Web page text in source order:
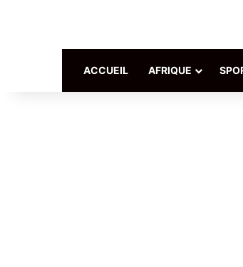
ACCUEIL AFRIQUE